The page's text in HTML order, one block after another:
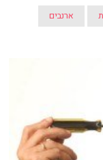
ארנבים